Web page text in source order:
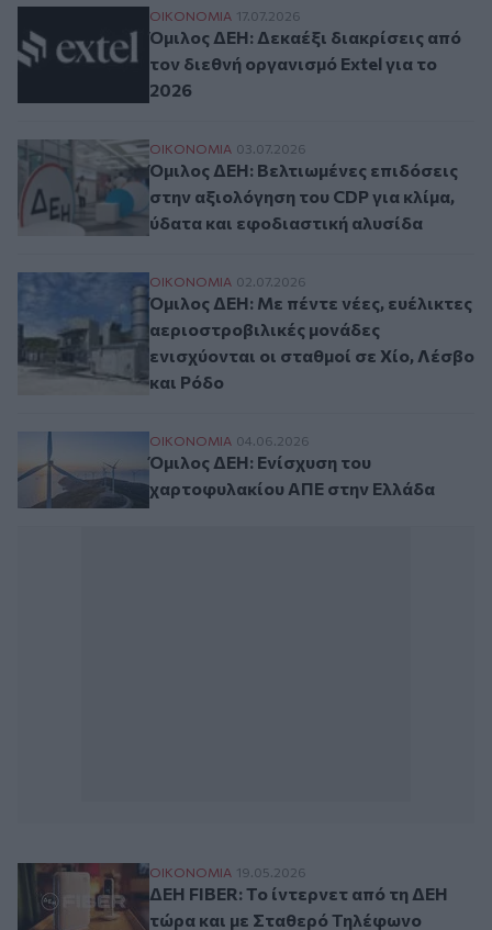
Όμιλος ΔΕΗ: Δεκαέξι διακρίσεις από τον
ΟΙΚΟΝΟΜΙΑ 17.07.2026
Όμιλος ΔΕΗ: Δεκαέξι διακρίσεις από
τον διεθνή οργανισμό Extel για το
2026
Όμιλος ΔΕΗ: Βελτιωμένες επιδόσεις
ΟΙΚΟΝΟΜΙΑ 03.07.2026
Όμιλος ΔΕΗ: Βελτιωμένες επιδόσεις
στην αξιολόγηση του CDP για κλίμα,
ύδατα και εφοδιαστική αλυσίδα
Όμιλος ΔΕΗ: Με πέντε νέες, ευέλικτες
ΟΙΚΟΝΟΜΙΑ 02.07.2026
Όμιλος ΔΕΗ: Με πέντε νέες, ευέλικτες
αεριοστροβιλικές μονάδες
ενισχύονται οι σταθμοί σε Χίο, Λέσβο
και Ρόδο
Όμιλος ΔΕΗ: Ενίσχυση του
ΟΙΚΟΝΟΜΙΑ 04.06.2026
Όμιλος ΔΕΗ: Ενίσχυση του
χαρτοφυλακίου ΑΠΕ στην Ελλάδα
ΔΕΗ FIBER: Το ίντερνετ από τη ΔΕΗ
ΟΙΚΟΝΟΜΙΑ 19.05.2026
ΔΕΗ FIBER: Το ίντερνετ από τη ΔΕΗ
τώρα και με Σταθερό Τηλέφωνο